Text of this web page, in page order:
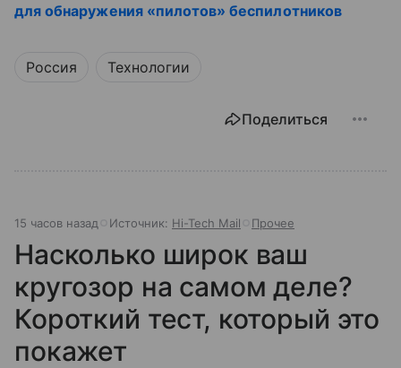
для обнаружения «пилотов» беспилотников
Россия Технологии
Поделиться
15 часов назад Источник: Hi-Tech Mail Прочее
Насколько широк ваш
кругозор на самом деле?
Короткий тест, который это
покажет